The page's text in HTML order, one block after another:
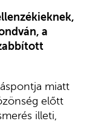
a
miatt
előtt
illeti,